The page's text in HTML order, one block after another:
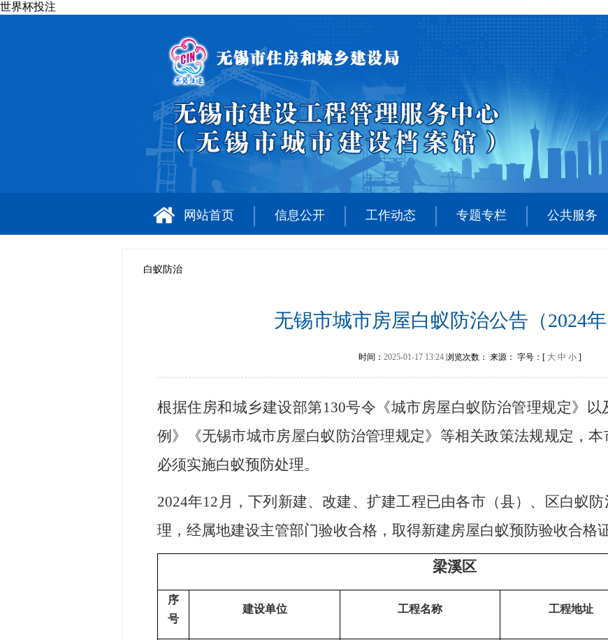
世界杯投注
网站首页 信息公开 工作动态 专题专栏 公共服务
白蚁防治
无锡市城市房屋白蚁防治公告（2024年
时间： 2025-01-17 13:24浏览次数： 来源： 字号：[ 大 中 小]
根据住房和城乡建设部第130号令《城市房屋白蚁防治管理规定》
例》《无锡市城市房屋白蚁防治管理规定》等相关政策法规规定，
必须实施白蚁预防处理。
2024年12月，下列新建、改建、扩建工程已由各市（县）、区白蚁
理，经属地建设主管部门验收合格，取得新建房屋白蚁预防验收合格
梁溪区
序
号
建设单位 工程名称 工程地址